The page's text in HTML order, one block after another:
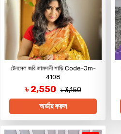
টেনসেল জরি জামদানী শাড়ি Code-Jm-
4108
৳ 2,550 ৳ 3,150
অর্ডার করুন